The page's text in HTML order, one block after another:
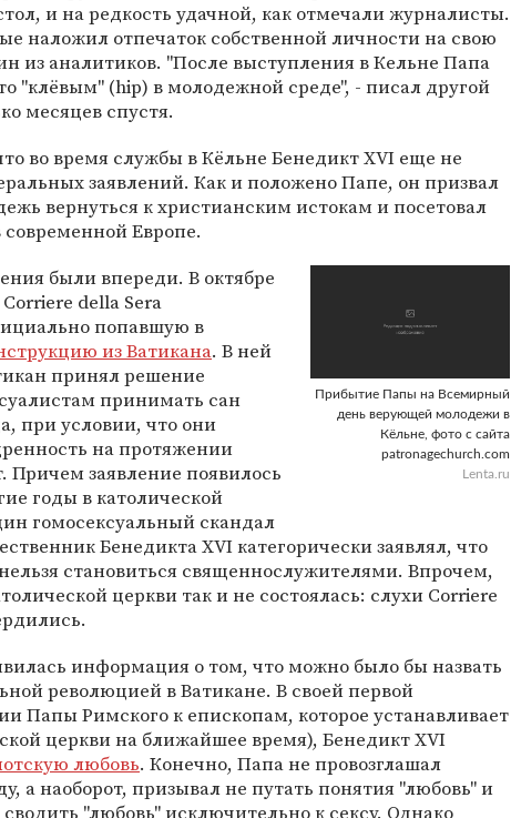
и на редкость удачной, как отмечали журналисты.
наложил отпечаток собственной личности на свою
из аналитиков. "После выступления в Кельне Папа
"клёвым" (hip) в молодежной среде", - писал другой
месяцев спустя.
во время службы в Кёльне Бенедикт XVI еще не
заявлений. Как и положено Папе, он призвал
вернуться к христианским истокам и посетовал
Европе.
Прибытие Папы на Всемирный
день верующей молодежи в
Кёльне, фото с сайта
patronagechurch.com
Lenta.ru
были впереди. В октябре
della Sera
попавшую в
из Ватикана. В ней
принял решение
принимать сан
при условии, что они
на протяжении
Причем заявление появилось
годы в католической
гомосексуальный скандал
Бенедикта XVI категорически заявлял, что
становиться священнослужителями. Впрочем,
церкви так и не состоялась: слухи Corriere
информация о том, что можно было бы назвать
революцией в Ватикане. В своей первой
Папы Римского к епископам, которое устанавливает
церкви на ближайшее время), Бенедикт XVI
любовь. Конечно, Папа не провозглашал
а наоборот, призывал не путать понятия "любовь" и